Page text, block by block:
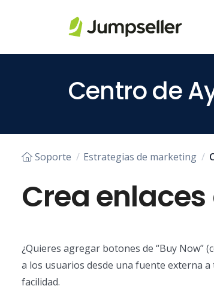
Saltar al contenido principal
Centro de
Soporte Estrategias de marketing
Crea
¿Quieres agregar botones de “Buy Now”
a los usuarios desde una fuente externa
facilidad.